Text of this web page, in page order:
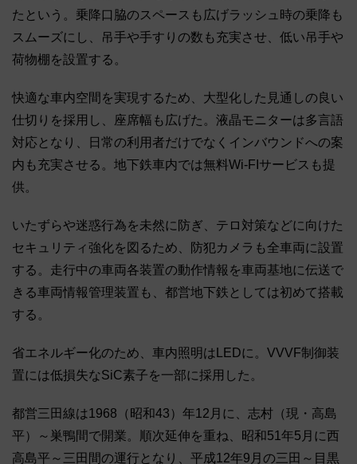
たという。乗降口脇のスペースも広げラッシュ時の乗降も
スムーズにし、吊手や手すりの数も充実させ、低い吊手や
荷物棚を設置する。
快適な車内空間を実現するため、大型化した見通しの良い
仕切りを採用し、座席幅も広げた。液晶モニターは多言語
対応となり、日常の利用者だけでなくインバウンドへの案
内も充実させる。地下鉄車内では無料Wi-FIサービスも提
供。
いたずらや迷惑行為を未然に防ぎ、テロ対策などに向けた
セキュリティ強化を図るため、防犯カメラも全車両に設置
する。走行中の車両各装置の動作情報を車両基地に伝送で
きる車両情報管理装置も、都営地下鉄としては初めて搭載
する。
省エネルギー化のため、車内照明はLEDに。VVVF制御装
置には低損失なSiC素子を一部に採用した。
都営三田線は1968（昭和43）年12月に、志村（現・高島
平）～巣鴨間で開業。順次延伸を重ね、昭和51年5月に西
高島平～三田間の運行となり、平成12年9月の三田～目黒